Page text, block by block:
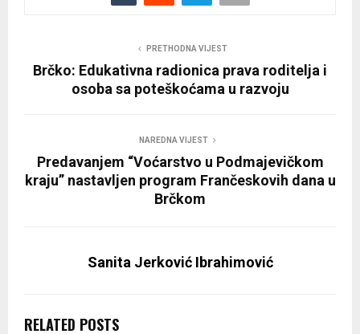
PRETHODNA VIJEST
Brčko: Edukativna radionica prava roditelja i
osoba sa poteškoćama u razvoju
NAREDNA VIJEST
Predavanjem “Voćarstvo u Podmajevičkom
kraju” nastavljen program Frančeskovih dana u
Brčkom
Sanita Jerković Ibrahimović
RELATED POSTS